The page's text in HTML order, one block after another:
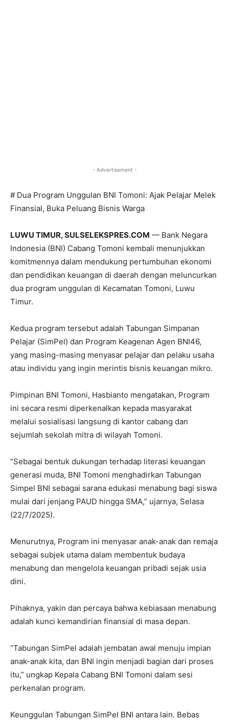
- Advertisement -
# Dua Program Unggulan BNI Tomoni: Ajak Pelajar Melek
Finansial, Buka Peluang Bisnis Warga
LUWU TIMUR, SULSELEKSPRES.COM — Bank Negara
Indonesia (BNI) Cabang Tomoni kembali menunjukkan
komitmennya dalam mendukung pertumbuhan ekonomi
dan pendidikan keuangan di daerah dengan meluncurkan
dua program unggulan di Kecamatan Tomoni, Luwu
Timur.
Kedua program tersebut adalah Tabungan Simpanan
Pelajar (SimPel) dan Program Keagenan Agen BNI46,
yang masing-masing menyasar pelajar dan pelaku usaha
atau individu yang ingin merintis bisnis keuangan mikro.
Pimpinan BNI Tomoni, Hasbianto mengatakan, Program
ini secara resmi diperkenalkan kepada masyarakat
melalui sosialisasi langsung di kantor cabang dan
sejumlah sekolah mitra di wilayah Tomoni.
“Sebagai bentuk dukungan terhadap literasi keuangan
generasi muda, BNI Tomoni menghadirkan Tabungan
Simpel BNI sebagai sarana edukasi menabung bagi siswa
mulai dari jenjang PAUD hingga SMA,” ujarnya, Selasa
(22/7/2025).
Menurutnya, Program ini menyasar anak-anak dan remaja
sebagai subjek utama dalam membentuk budaya
menabung dan mengelola keuangan pribadi sejak usia
dini.
Pihaknya, yakin dan percaya bahwa kebiasaan menabung
adalah kunci kemandirian finansial di masa depan.
“Tabungan SimPel adalah jembatan awal menuju impian
anak-anak kita, dan BNI ingin menjadi bagian dari proses
itu,” ungkap Kepala Cabang BNI Tomoni dalam sesi
perkenalan program.
Keunggulan Tabungan SimPel BNI antara lain. Bebas